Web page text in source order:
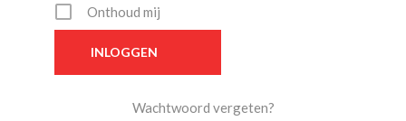
Onthoud mij
Wachtwoord vergeten?